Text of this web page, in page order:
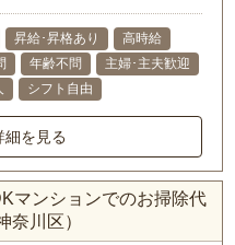
昇給･昇格あり
高時給
年齢不問
主婦･主夫歓迎
シフト自由
細を見る
マンションでのお掃除代
奈川区）